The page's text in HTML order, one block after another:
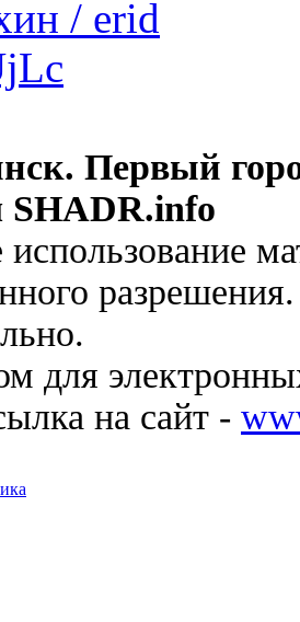
Первый
SHADR.info
для
на сайт -